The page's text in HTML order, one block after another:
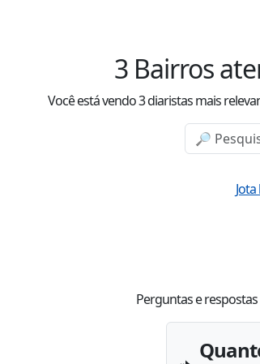
3 Bairros
Você está vendo3diaristas mais
Perguntas e